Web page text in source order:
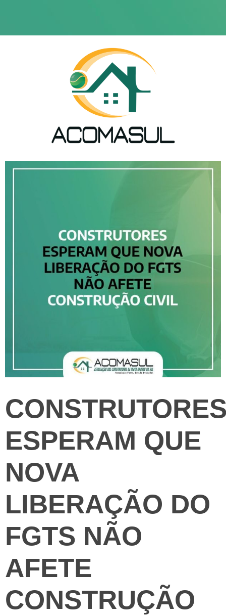
ESPERAM QUE
NOVA
LIBERAÇÃO DO
FGTS NÃO
AFETE
CONSTRUÇÃO